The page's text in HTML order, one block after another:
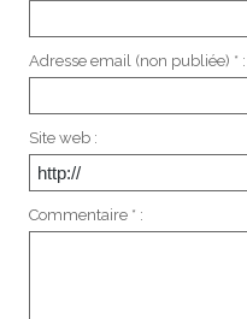
Adresse email (non publiée) * :
Site web :
Commentaire * :